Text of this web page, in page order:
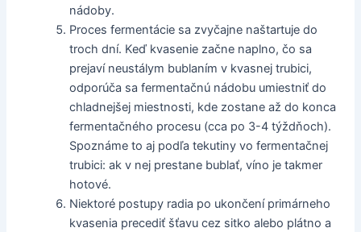
nádoby.
Proces fermentácie sa zvyčajne naštartuje do
troch dní. Keď kvasenie začne naplno, čo sa
prejaví neustálym bublaním v kvasnej trubici,
odporúča sa fermentačnú nádobu umiestniť do
chladnejšej miestnosti, kde zostane až do konca
fermentačného procesu (cca po 3-4 týždňoch).
Spoznáme to aj podľa tekutiny vo fermentačnej
trubici: ak v nej prestane bublať, víno je takmer
hotové.
Niektoré postupy radia po ukončení primárneho
kvasenia precediť šťavu cez sitko alebo plátno a